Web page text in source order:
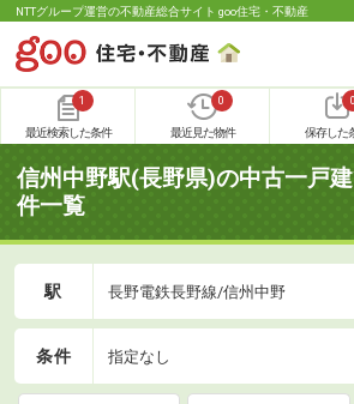
NTTグループ運営の不動産総合サイト goo住宅・不動産
1
最近検索した条件
0
最近見た物件
0
保存した
信州中野駅(長野県)の中古一戸
件一覧
駅 長野電鉄長野線/信州中野
条件 指定なし